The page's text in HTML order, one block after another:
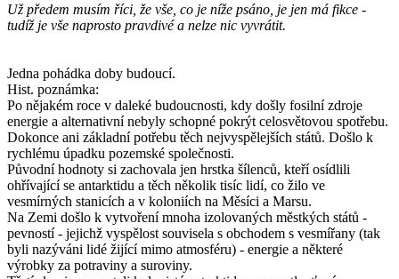
Už předem musím říci, že vše, co je níže psáno, je jen má fikce -
tudíž je vše naprosto pravdivé a nelze nic vyvrátit.
Jedna pohádka doby budoucí.
Hist. poznámka:
Po nějakém roce v daleké budoucnosti, kdy došly fosilní zdroje
energie a alternativní nebyly schopné pokrýt celosvětovou spotřebu.
Dokonce ani základní potřebu těch nejvyspělejších států. Došlo k
rychlému úpadku pozemské společnosti.
Původní hodnoty si zachovala jen hrstka šílenců, kteří osídlili
ohřívající se antarktidu a těch několik tisíc lidí, co žilo ve
vesmírných stanicích a v koloniích na Měsíci a Marsu.
Na Zemi došlo k vytvoření mnoha izolovaných městkých států -
pevností - jejichž vyspělost souvisela s obchodem s vesmířany (tak
byli nazýváni lidé žijící mimo atmosféru) - energie a některé
výrobky za potraviny a suroviny.